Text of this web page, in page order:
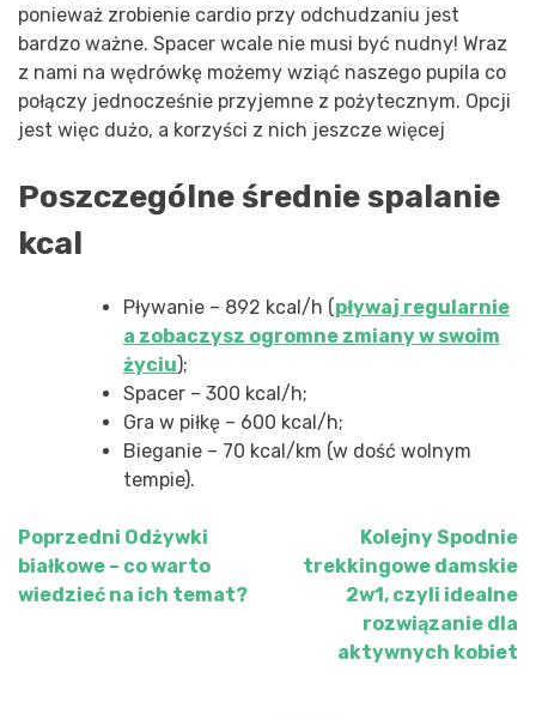
ponieważ zrobienie cardio przy odchudzaniu jest
bardzo ważne. Spacer wcale nie musi być nudny! Wraz
z nami na wędrówkę możemy wziąć naszego pupila co
połączy jednocześnie przyjemne z pożytecznym. Opcji
jest więc dużo, a korzyści z nich jeszcze więcej
Poszczególne średnie spalanie
kcal
Pływanie – 892 kcal/h (pływaj regularnie
a zobaczysz ogromne zmiany w swoim
życiu);
Spacer – 300 kcal/h;
Gra w piłkę – 600 kcal/h;
Bieganie – 70 kcal/km (w dość wolnym
tempie).
Nawigacja
wpisu
Poprzedni Odżywki
białkowe – co warto
wiedzieć na ich temat?
KolejnySpodnie
trekkingowe damskie
2w1, czyli idealne
rozwiązanie dla
aktywnych kobiet